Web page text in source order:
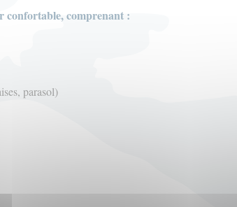
confortable, comprenant :
parasol)